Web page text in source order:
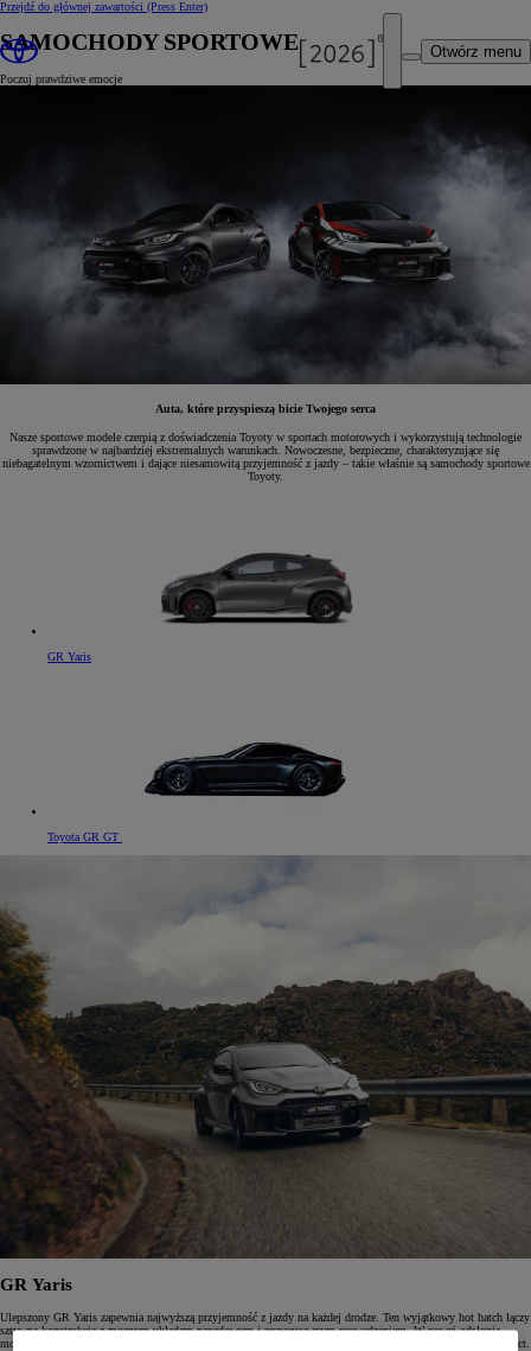
Przejdź do głównej zawartości (Press Enter)
Otwórz menu
SAMOCHODY SPORTOWE
Poczuj prawdziwe emocje
Auta, które przyspieszą bicie Twojego serca
Nasze sportowe modele czerpią z doświadczenia Toyoty w sportach motorowych i wykorzystują technologie
sprawdzone w najbardziej ekstremalnych warunkach. Nowoczesne, bezpieczne, charakteryzujące się
niebagatelnym wzornictwem i dające niesamowitą przyjemność z jazdy – takie właśnie są samochody sportowe
Toyoty.
GR Yaris
Toyota GR GT
GR Yaris
Ulepszony GR Yaris zapewnia najwyższą przyjemność z jazdy na każdej drodze. Ten wyjątkowy hot hatch łączy
sztywną konstrukcję z mocnym układem napędowym i responsywnym prowadzeniem. W nowej odsłonie
możesz wybrać skrzynię biegów: 6-stopniową manualną lub 8-stopniową automatyczną GAZOO Racing Direct.